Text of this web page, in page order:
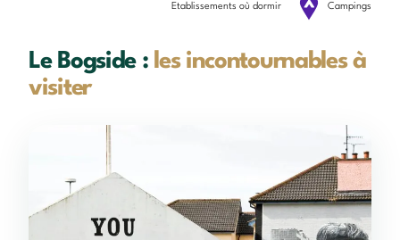
Etablissements où dormir Campings
Le Bogside : les incontournables à
visiter